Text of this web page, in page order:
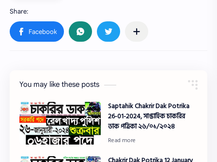
You may like these posts
Saptahik Chakrir Dak Potrika
26-01-2024, সাপ্তাহিক চাকরির
ডাক পত্রিকা ২৬/০১/২০২৪